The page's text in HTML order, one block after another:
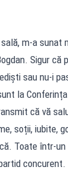
m-a sunat
Sigur că
sau nu-i
la
că vă
soții, iubite,
Toate într-
concurent.